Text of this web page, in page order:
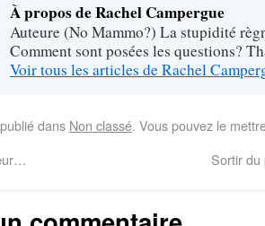
À propos de Rachel Campergue
Auteure (No Mammo?) La stupidité
Comment sont posées les questions?
Voir tous les articles de Rachel
dans Non classé. Vous pouvez le
Sortir